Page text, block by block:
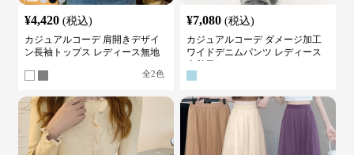
¥4,420 (税込)
カジュアルコーデ 肩開きデザイ
ン長袖トップス レディース無地
全2色
¥7,080 (税込)
カジュアルコーデ ダメージ加工
ワイドデニムパンツ レディース